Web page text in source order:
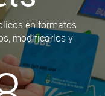
en formatos
modificarlos y